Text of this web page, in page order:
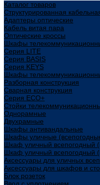
Каталог товаров
Структурированная
Адаптеры оптические
Кабель витая пара
Оптические кроссы
Шкафы
Cерия LITE
Cерия BASIS
Cерия KEYS
Шкафы
Разборная конструкция
Сварная конструкция
Серия ECO+
Стойки
Однорамные
Двухрамные
Шкафы антивандальные
Шкафы уличные
Шкаф уличный всепогодный
Шкаф уличный всепогодный
Аксессуары для уличных
Аксессуары для шкафов и
Блок розеток